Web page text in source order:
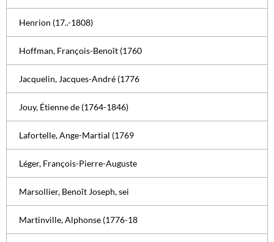
Henrion (17..-1808)
Hoffman, François-Benoît (1760
Jacquelin, Jacques-André (1776
Jouy, Étienne de (1764-1846)
Lafortelle, Ange-Martial (1769
Léger, François-Pierre-Auguste
Marsollier, Benoît Joseph, sei
Martinville, Alphonse (1776-18